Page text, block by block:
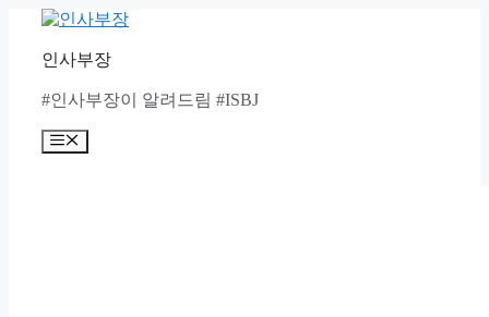
content인사부장
#인사부장이 알려드림 #ISBJ
Menu